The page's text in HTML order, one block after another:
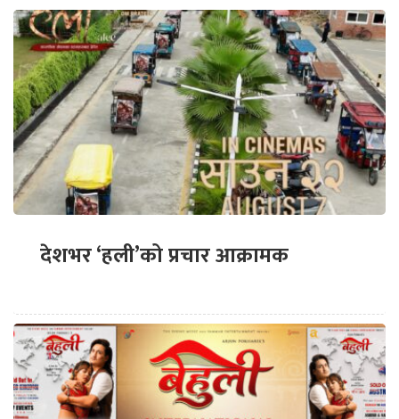
देशभर ‘हली’को प्रचार आक्रामक